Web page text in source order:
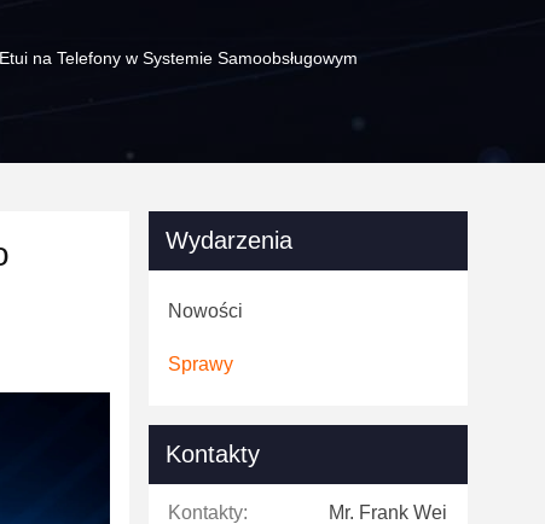
na Telefony w Systemie Samoobsługowym
Wydarzenia
Nowości
Sprawy
Kontakty
Kontakty: Mr. Frank Wei